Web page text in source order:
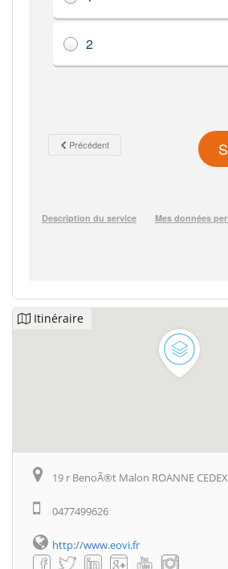
Itinéraire
19 r BenoÃ®t Malon ROANNE CEDEX
0477499626
http://www.eovi.fr